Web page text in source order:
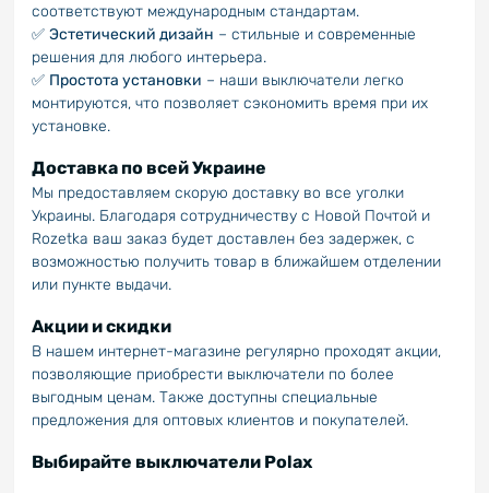
соответствуют международным стандартам.
✅ Эстетический дизайн – стильные и современные
решения для любого интерьера.
✅ Простота установки – наши выключатели легко
монтируются, что позволяет сэкономить время при их
установке.
Доставка по всей Украине
Мы предоставляем скорую доставку во все уголки
Украины. Благодаря сотрудничеству с Новой Почтой и
Rozetka ваш заказ будет доставлен без задержек, с
возможностью получить товар в ближайшем отделении
или пункте выдачи.
Акции и скидки
В нашем интернет-магазине регулярно проходят акции,
позволяющие приобрести выключатели по более
выгодным ценам. Также доступны специальные
предложения для оптовых клиентов и покупателей.
Выбирайте выключатели Polax